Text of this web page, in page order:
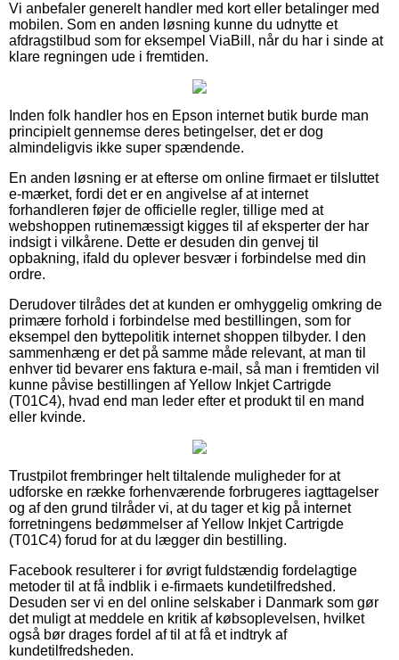
Vi anbefaler generelt handler med kort eller betalinger med
mobilen. Som en anden løsning kunne du udnytte et
afdragstilbud som for eksempel ViaBill, når du har i sinde at
klare regningen ude i fremtiden.
Inden folk handler hos en Epson internet butik burde man
principielt gennemse deres betingelser, det er dog
almindeligvis ikke super spændende.
En anden løsning er at efterse om online firmaet er tilsluttet
e-mærket, fordi det er en angivelse af at internet
forhandleren føjer de officielle regler, tillige med at
webshoppen rutinemæssigt kigges til af eksperter der har
indsigt i vilkårene. Dette er desuden din genvej til
opbakning, ifald du oplever besvær i forbindelse med din
ordre.
Derudover tilrådes det at kunden er omhyggelig omkring de
primære forhold i forbindelse med bestillingen, som for
eksempel den byttepolitik internet shoppen tilbyder. I den
sammenhæng er det på samme måde relevant, at man til
enhver tid bevarer ens faktura e-mail, så man i fremtiden vil
kunne påvise bestillingen af Yellow Inkjet Cartrigde
(T01C4), hvad end man leder efter et produkt til en mand
eller kvinde.
Trustpilot frembringer helt tiltalende muligheder for at
udforske en række forhenværende forbrugeres iagttagelser
og af den grund tilråder vi, at du tager et kig på internet
forretningens bedømmelser af Yellow Inkjet Cartrigde
(T01C4) forud for at du lægger din bestilling.
Facebook resulterer i for øvrigt fuldstændig fordelagtige
metoder til at få indblik i e-firmaets kundetilfredshed.
Desuden ser vi en del online selskaber i Danmark som gør
det muligt at meddele en kritik af købsoplevelsen, hvilket
også bør drages fordel af til at få et indtryk af
kundetilfredsheden.